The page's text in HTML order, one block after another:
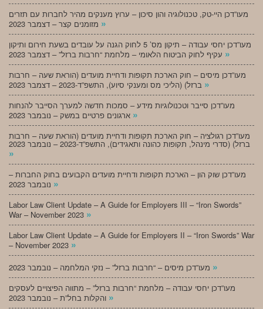
מעו”דכן היי-טק, טכנולוגיה והון סיכון – ערוץ מענקים מהיר לחברות עם תזרים
»
מעו”דכן יחסי עבודה – תיקון מס’ 5 לחוק הגנה על עובדים בשעת חירום ותיקון
»
מעו”דכן מיסים – חוק הארכת תקופות ודחיית מועדים (הוראת שעה – חרבות
»
מעו”דכן סייבר וטכנולוגיות מידע – סמכות חדשה למערך הסייבר להנחות
»
מעו”דכן רגולציה – חוק הארכת תקופות ודחיית מועדים (הוראת שעה – חרבות
ברזל) (סדרי מינהל, תקופות כהונה ותאגידים), התשפ”ד-2023 – נובמבר 2023
»
מעו”דכן שוק הון – הארכת תקופות ודחיית מועדים הקבועים בחוק החברות –
»
Labor Law Client Update – A Guide for Employers III – “Iron Swords”
War – November 2023 »
Labor Law Client Update – A Guide for Employers II – “Iron Swords” War
– November 2023 »
»
מעו”דכן יחסי עבודה – מלחמת “חרבות ברזל” – מתווה הפיצויים לעסקים
»